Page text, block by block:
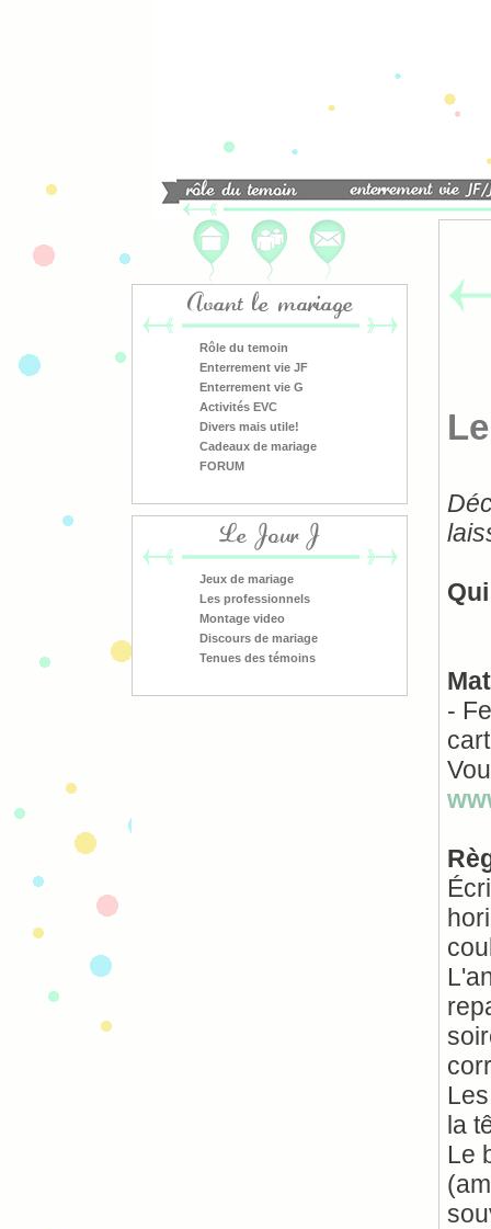
Avant le mariage
Rôle du temoin
Enterrement vie JF
Enterrement vie G
Activités EVC
Divers mais utile!
Cadeaux de mariage
FORUM
Le Jour J
Jeux de mariage
Les professionnels
Montage video
Discours de mariage
Tenues des témoins
-
la
Le